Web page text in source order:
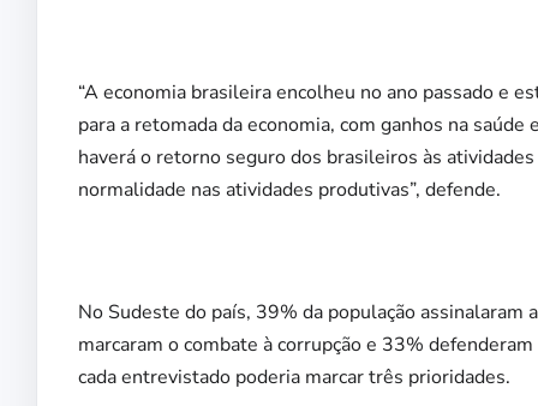
“A economia brasileira encolheu no ano passado e
para a retomada da economia, com ganhos na
haverá o retorno seguro dos brasileiros às
normalidade nas atividades produtivas”, defende.
No Sudeste do país, 39% da população
marcaram o combate à corrupção e 33%
cada entrevistado poderia marcar três prioridades.